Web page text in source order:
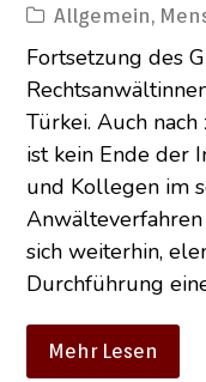
Allgemein,
Fortsetzung des
Türkei. Auch
ist kein Ende der
und Kollegen im
sich weiterhin,
Durchführung
Mehr Lesen